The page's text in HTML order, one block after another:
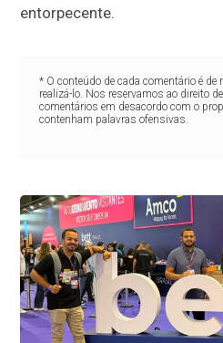
entorpecente.
* O conteúdo de cada comentário é
realizá-lo. Nos reservamos ao direito
comentários em desacordo com o
contenham palavras ofensivas.